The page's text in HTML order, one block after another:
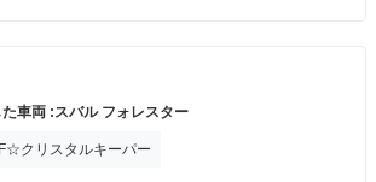
車両 :スバル フォレスター
クリスタルキーパー